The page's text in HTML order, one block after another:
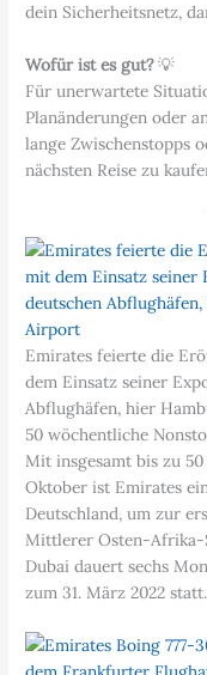
dein Sicherheitsnetz,
Wofür ist es gut?💡
Für unerwartete
Planänderungen oder
lange Zwischenstopps
nächsten Reise zu
Emirates feierte die
dem Einsatz seiner
Abflughäfen, hier
50 wöchentliche
Mit insgesamt bis zu
Oktober ist Emirates
Deutschland, um zur
Mittlerer Osten-Afrika-
Dubai dauert sechs
zum 31. März 2022 statt.